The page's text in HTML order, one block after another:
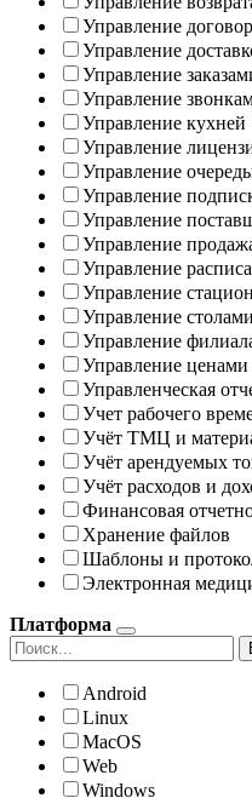
Управление
Управление
Управление
Управление
Управление кухней
Управление
Управление
Управление
Управление
Управление
Управление
Управление
Управление
Управление
Управление ценами
Управленческая
Учет рабочего
Учёт ТМЦ и
Учёт арендуемых
Учёт расходов и
Финансовая
Хранение файлов
Шаблоны и
Электронная
Платформа
Android
Linux
MacOS
Web
Windows